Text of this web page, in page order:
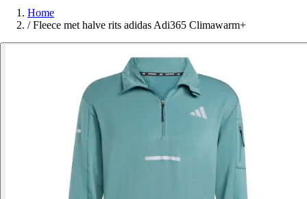
Home
/ Fleece met halve rits adidas Adi365 Climawarm+